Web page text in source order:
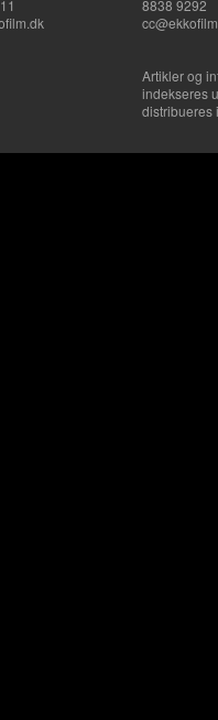
8838 9292
Artikler og
indekseres
distribueres